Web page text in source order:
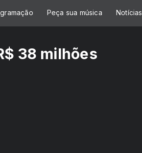
Peça sua música Notícias
38 milhões